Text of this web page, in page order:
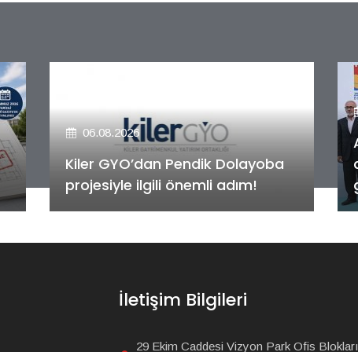
06.08.2026
Alya Merkezefendi Konutları'nın
anahtar teslim töreni
gerçekleştirildi!
İletişim Bilgileri
29 Ekim Caddesi Vizyon Park Ofis